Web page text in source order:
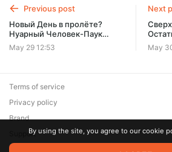
Previous post
Новый День в пролёте?
Нуарный Человек-Паук
РАЗБОР сериала | Николас
Кейдж вернется в Думсдее
May 29 12:53
Next
May
Terms of service
Privacy policy
Brand
SupportBy using the site, you agree to our cookie